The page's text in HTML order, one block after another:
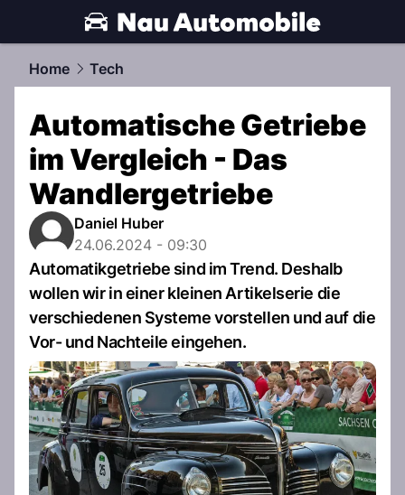
automobile.NAU.ch
Home Tech
Automatische Getriebe
im Vergleich - Das
Wandlergetriebe
Daniel Huber
24.06.2024 - 09:30
Automatikgetriebe sind im Trend. Deshalb
wollen wir in einer kleinen Artikelserie die
verschiedenen Systeme vorstellen und auf die
Vor- und Nachteile eingehen.